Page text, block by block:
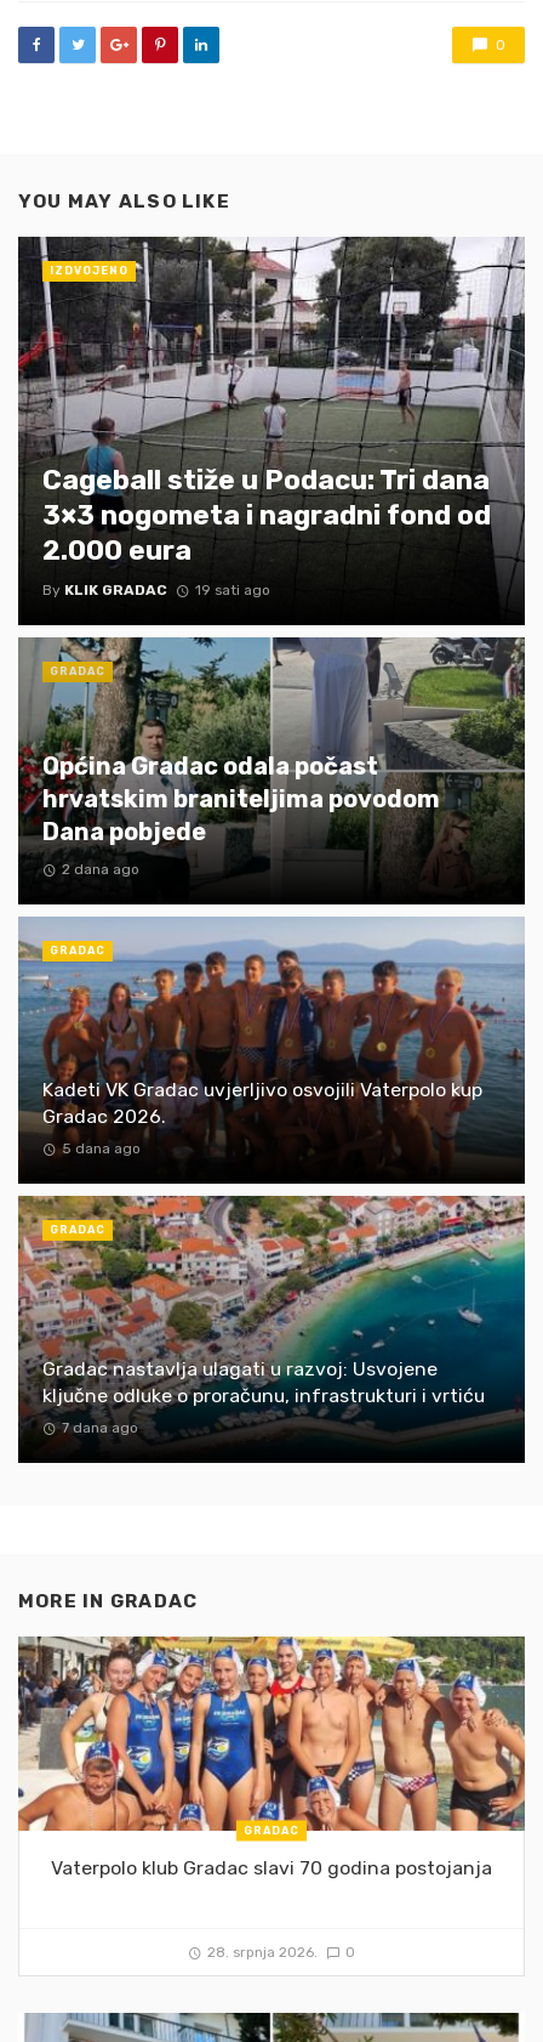
0
YOU MAY ALSO LIKE
Cageball stiže u Podacu: Tri dana
3×3 nogometa i nagradni fond od
2.000 eura
By KLIK GRADAC 19 sati ago
IZDVOJENO
Općina Gradac odala počast
hrvatskim braniteljima povodom
Dana pobjede
2 dana ago
GRADAC
Kadeti VK Gradac uvjerljivo osvojili Vaterpolo kup
Gradac 2026.
5 dana ago
GRADAC
Gradac nastavlja ulagati u razvoj: Usvojene
ključne odluke o proračunu, infrastrukturi i vrtiću
7 dana ago
GRADAC
MORE IN GRADAC
GRADAC
Vaterpolo klub Gradac slavi 70 godina postojanja
28. srpnja 2026. 0